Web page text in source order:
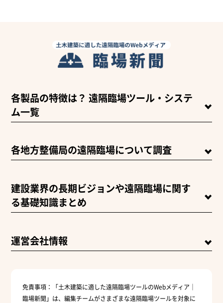
各製品の特徴は？ 遠隔臨場ツール・システ
ム一覧
各地方整備局の遠隔臨場について調査
建設業界の長期ビジョンや遠隔臨場に関す
る基礎知識まとめ
運営会社情報
免責事項：
「土木建築に適した遠隔臨場ツールのWebメディア｜
臨場新聞」は、編集チームがさまざまな遠隔臨場ツールを対象に